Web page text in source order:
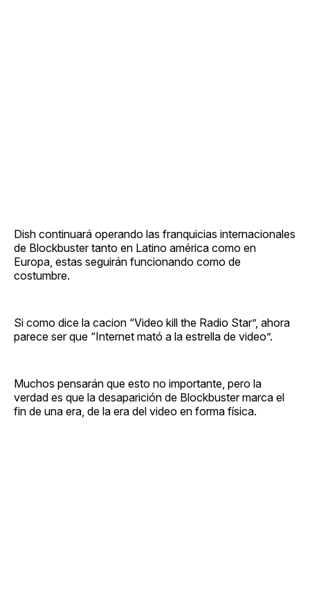
Dish continuará operando las franquicias internacionales
de Blockbuster tanto en Latino américa como en
Europa, estas seguirán funcionando como de
costumbre.
Si como dice la cacion “Video kill the Radio Star”, ahora
parece ser que “Internet mató a la estrella de video”.
Muchos pensarán que esto no importante, pero la
verdad es que la desaparición de Blockbuster marca el
fin de una era, de la era del video en forma física.